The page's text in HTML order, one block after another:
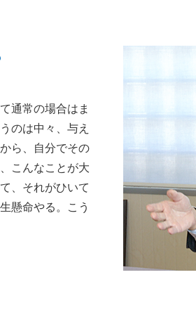
通常の場合はま
のは中々、与え
ら、自分でその
こんなことが大
、それがひいて
懸命やる。こう